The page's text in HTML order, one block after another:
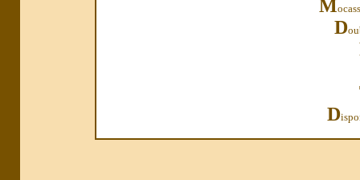
M
D
D